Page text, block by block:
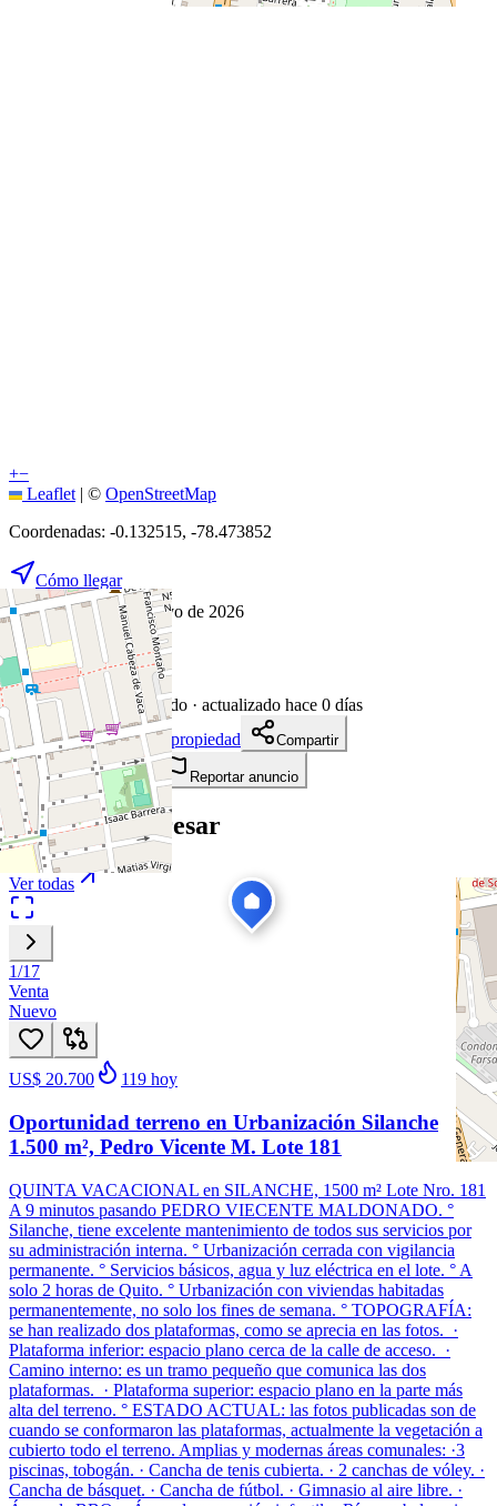
+−
Leaflet | © OpenStreetMap
Coordenadas: -0.132515, -78.473852
Cómo llegar
Publicado 8 de mayo de 2026
6visitas
8 de mayo de 2026
90días en el mercado · actualizado hace 0 días
Descargar ficha de propiedad
Compartir
Añadir a tablero Reportar anuncio
Te puede interesar
Ver todas
1/17
Venta
Nuevo
US$ 20.700 119 hoy
Oportunidad terreno en Urbanización Silanche
1.500 m², Pedro Vicente M. Lote 181
QUINTA VACACIONAL en SILANCHE, 1500 m² Lote Nro. 181
A 9 minutos pasando PEDRO VIECENTE MALDONADO. °
Silanche, tiene excelente mantenimiento de todos sus servicios por
su administración interna. ° Urbanización cerrada con vigilancia
permanente. ° Servicios básicos, agua y luz eléctrica en el lote. ° A
solo 2 horas de Quito. ° Urbanización con viviendas habitadas
permanentemente, no solo los fines de semana. ° TOPOGRAFÍA:
se han realizado dos plataformas, como se aprecia en las fotos. ·
Plataforma inferior: espacio plano cerca de la calle de acceso. ·
Camino interno: es un tramo pequeño que comunica las dos
plataformas. · Plataforma superior: espacio plano en la parte más
alta del terreno. ° ESTADO ACTUAL: las fotos publicadas son de
cuando se conformaron las plataformas, actualmente la vegetación a
cubierto todo el terreno. Amplias y modernas áreas comunales: ·3
piscinas, tobogán. · Cancha de tenis cubierta. · 2 canchas de vóley. ·
Cancha de básquet. · Cancha de fútbol. · Gimnasio al aire libre. ·